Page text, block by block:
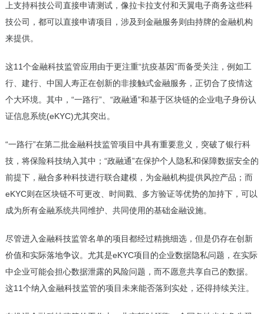
上支持科技公司直接申请测试，像拉卡拉支付和天翼电子商务这些科
技公司，都可以直接申请项目，涉及到金融服务则由持牌的金融机构
来提供。
这11个金融科技监管应用由于更注重“抗疫基因”而备受关注，例如工
行、建行、中国人寿正在创新的非接触式金融服务，正切合了疫情这
个大环境。其中，“一路行”、“政融通”和基于区块链的企业电子身份认
证信息系统(eKYC)尤其突出。
“一路行”在第二批金融科技监管项目中具有重要意义，突破了银行科
技，将保险科技纳入其中；“政融通”在保护个人隐私和保障数据安全的
前提下，融合多种科技进行联合建模，为金融机构提供风控产品；而
eKYC则在区块链不可更改、时间戳、多方验证等优势的加持下，可以
成为所有金融系统共同维护、共同使用的基础金融设施。
尽管进入金融科技监管名单的项目都经过精挑细选，但是仍存在创新
价值和实际落地争议。尤其是eKYC项目的企业数据隐私问题，在实际
中企业可能会担心数据泄露的风险问题，而不愿意共享自己的数据。
这11个纳入金融科技监管的项目未来能否落到实处，还得持续关注。